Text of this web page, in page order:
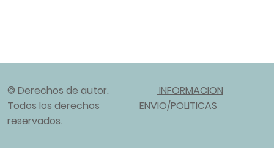
© Derechos de autor.
Todos los derechos
reservados.
INFORMACION
ENVIO/POLITICAS